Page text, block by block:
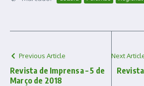
Previous Article
Revista de Imprensa – 5 de
Março de 2018
Next